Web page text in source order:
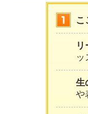
こ
ッ
生
や